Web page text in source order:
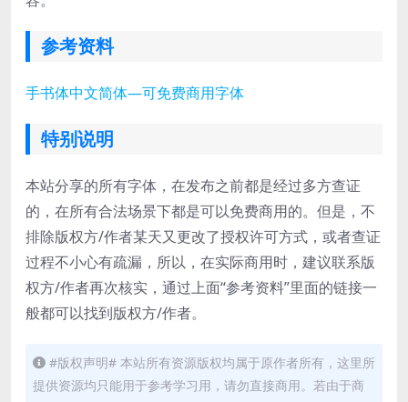
参考资料
手书体中文简体—可免费商用字体
特别说明
本站分享的所有字体，在发布之前都是经过多方查证
的，在所有合法场景下都是可以免费商用的。但是，不
排除版权方/作者某天又更改了授权许可方式，或者查证
过程不小心有疏漏，所以，在实际商用时，建议联系版
权方/作者再次核实，通过上面“参考资料”里面的链接一
般都可以找到版权方/作者。
#版权声明# 本站所有资源版权均属于原作者所有，这里所
提供资源均只能用于参考学习用，请勿直接商用。若由于商